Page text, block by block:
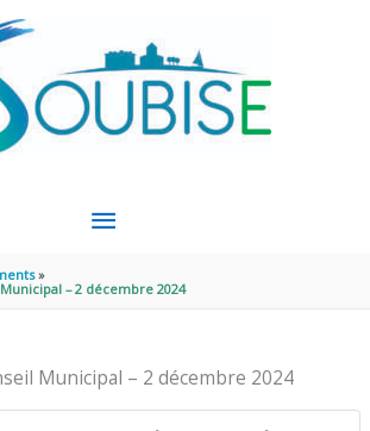
MENU
PRINCIPAL
– 2 décembre 2024
Municipal – 2 décembre 2024